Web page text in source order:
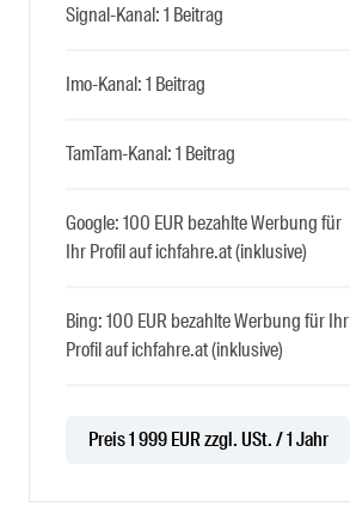
Signal-Kanal: 1 Beitrag
Imo-Kanal: 1 Beitrag
TamTam-Kanal: 1 Beitrag
Google: 100 EUR bezahlte Werbung für
Ihr Profil auf ichfahre.at (inklusive)
Bing: 100 EUR bezahlte Werbung für Ihr
Profil auf ichfahre.at (inklusive)
Preis 1 999 EUR zzgl. USt. / 1 Jahr